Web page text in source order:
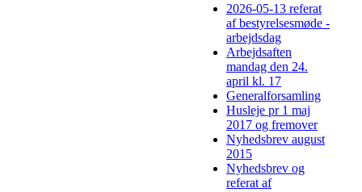
2026-05-13 referat
af bestyrelsesmøde -
arbejdsdag
Arbejdsaften
mandag den 24.
april kl. 17
Generalforsamling
Husleje pr 1 maj
2017 og fremover
Nyhedsbrev august
2015
Nyhedsbrev og
referat af